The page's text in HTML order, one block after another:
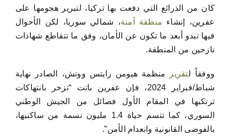
كان من الذرائع التي دفعت بها تركيا، لتبرير هجومها على
عفرين، إنشاء منطقة آمنة، شمالي سوريا، لكن الأحوال
فيها تبدو أبعد ما تكون عن الأمان، وفق ما تتقاطع شهادات
نازحين من المنطقة.
ووفقاً لتقرير
منظمة هيومن رايتس ووتش، الصادر نهاية
شباط/فبراير 2024، فإن عفرين باتت “تزخر بانتهاكات
ترتكبها في المقام الأول فصائل من الجيش الوطني
السوري، كما تتسم حياة 1.4 مليون نسمة من ساكنيها،
بالفوضى القانونية وانعدام الأمن”.